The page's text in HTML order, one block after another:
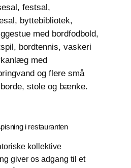
festsal,
byttebibliotek,
med bordfodbold,
bordtennis, vaskeri
med
og flere små
stole og bænke.
i restauranten
kollektive
giver os adgang til et